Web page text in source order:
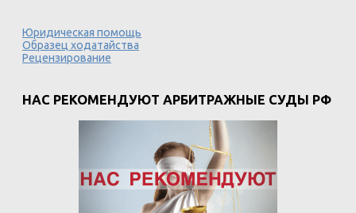
Юридическая помощь
Образец ходатайства
Рецензирование
НАС РЕКОМЕНДУЮТ АРБИТРАЖНЫЕ СУДЫ РФ